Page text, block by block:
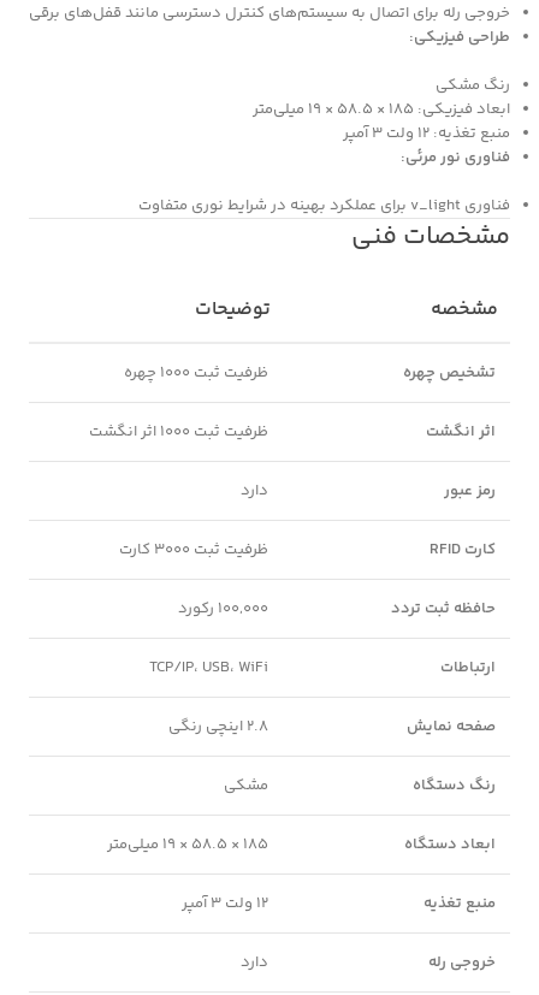
خروجی رله برای اتصال به سیستم‌های کنترل دسترسی مانند قفل‌های برقی
طراحی فیزیکی:
رنگ مشکی
ابعاد فیزیکی: 185 × 58.5 × 19 میلی‌متر
منبع تغذیه: 12 ولت 3 آمپر
فناوری نور مرئی:
فناوری v_light برای عملکرد بهینه در شرایط نوری متفاوت
مشخصات فنی
مشخصه توضیحات
تشخیص چهره ظرفیت ثبت 1000 چهره
اثر انگشت ظرفیت ثبت 1000 اثر انگشت
رمز عبور دارد
کارت RFID ظرفیت ثبت 3000 کارت
حافظه ثبت تردد 100,000 رکورد
ارتباطات TCP/IP، USB، WiFi
صفحه نمایش 2.8 اینچی رنگی
رنگ دستگاه مشکی
ابعاد دستگاه 185 × 58.5 × 19 میلی‌متر
منبع تغذیه 12 ولت 3 آمپر
خروجی رله دارد